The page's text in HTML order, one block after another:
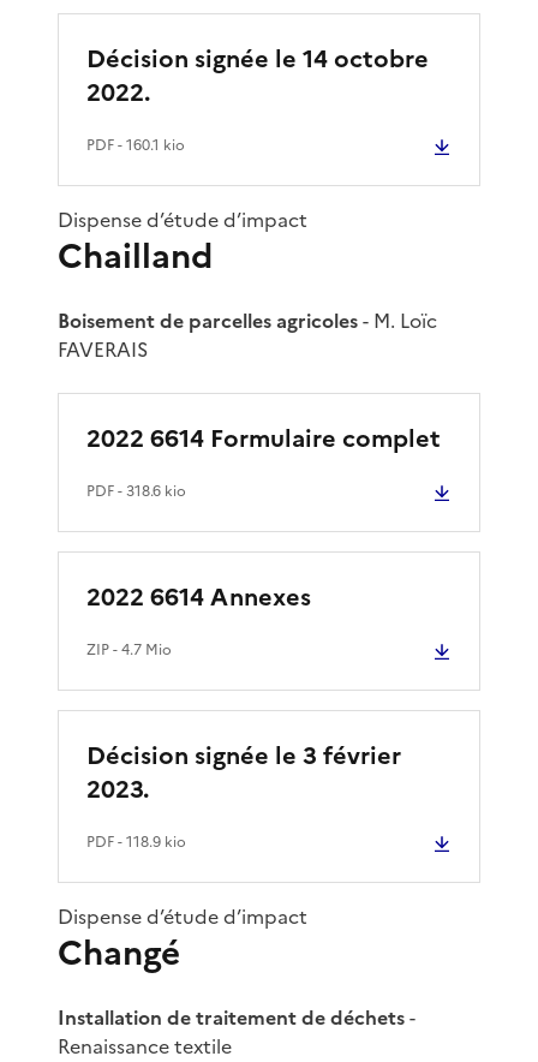
Décision signée le 14 octobre
2022.
PDF- 160.1 kio
Dispense d’étude d’impact
Chailland
Boisement de parcelles agricoles- M. Loïc
FAVERAIS
2022 6614 Formulaire complet
PDF- 318.6 kio
2022 6614 Annexes
ZIP- 4.7 Mio
Décision signée le 3 février
2023.
PDF- 118.9 kio
Dispense d’étude d’impact
Changé
Installation de traitement de déchets-
Renaissance textile